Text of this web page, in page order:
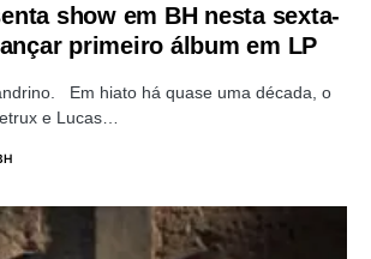
show em BH nesta sexta-
primeiro álbum em LP
Em hiato há quase uma década, o
e Lucas…